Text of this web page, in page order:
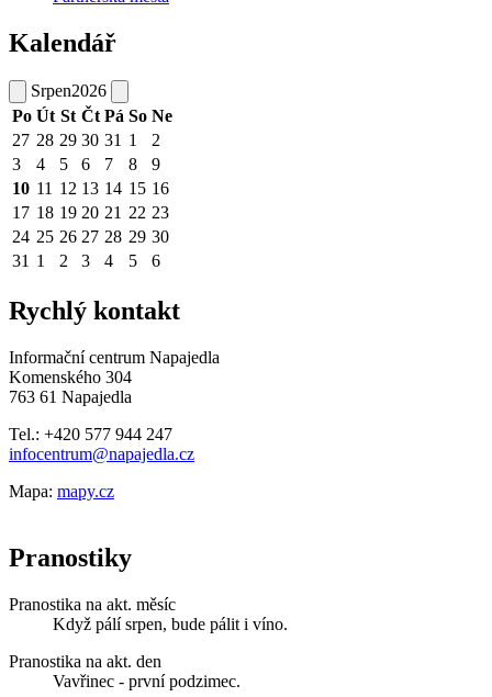
Kalendář
Srpen2026
Po Út St Čt Pá So Ne
27 28 29 30 31 1
2
3
4 5 6 7 8
9
10 11 12 13 14 15 16
17 18 19 20 21 22 23
24 25 26 27 28 29 30
31 1 2 3 4 5 6
Rychlý kontakt
Informační centrum Napajedla
Komenského 304
763 61 Napajedla
Tel.: +420 577 944 247
infocentrum@napajedla.cz
Mapa: mapy.cz
Pranostiky
Pranostika na akt. měsíc
Když pálí srpen, bude pálit i víno.
Pranostika na akt. den
Vavřinec - první podzimec.